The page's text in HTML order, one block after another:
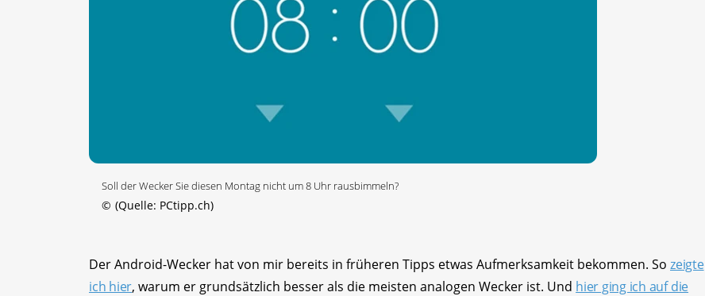
Soll der Wecker Sie diesen Montag nicht um 8 Uhr rausbimmeln?
© (Quelle: PCtipp.ch)
Der Android-Wecker hat von mir bereits in früheren Tipps etwas Aufmerksamkeit bekommen. So zeigte
ich hier, warum er grundsätzlich besser als die meisten analogen Wecker ist. Und hier ging ich auf die